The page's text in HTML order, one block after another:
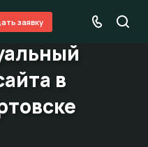
заявку
в